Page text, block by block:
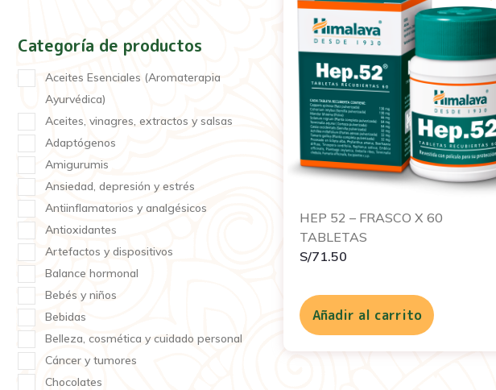
Categoría de productos
Aceites Esenciales (Aromaterapia
Ayurvédica)
Aceites, vinagres, extractos y salsas
Adaptógenos
Amigurumis
Ansiedad, depresión y estrés
Antiinflamatorios y analgésicos
Antioxidantes
Artefactos y dispositivos
Balance hormonal
Bebés y niños
Bebidas
Belleza, cosmética y cuidado personal
Cáncer y tumores
Chocolates
HEP 52 – FRASCO X 60
TABLETAS
S/71.50
Añadir al carrito